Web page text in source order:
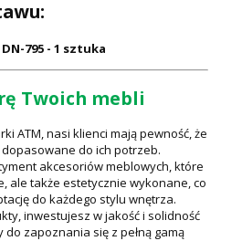
795 - 1 sztuka
Twoich mebli
ATM, nasi klienci mają pewność, że
do ich potrzeb.
akcesoriów meblowych, które
ale także estetycznie wykonane, co
do każdego stylu wnętrza.
inwestujesz w jakość i solidność
zapoznania się z pełną gamą